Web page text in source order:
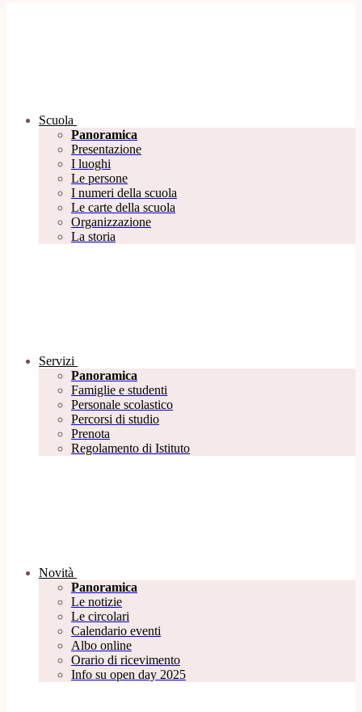
Scuola
Panoramica
Presentazione
I luoghi
Le persone
I numeri della scuola
Le carte della scuola
Organizzazione
La storia
Servizi
Panoramica
Famiglie e studenti
Personale scolastico
Percorsi di studio
Prenota
Regolamento di Istituto
Novità
Panoramica
Le notizie
Le circolari
Calendario eventi
Albo online
Orario di ricevimento
Info su open day 2025